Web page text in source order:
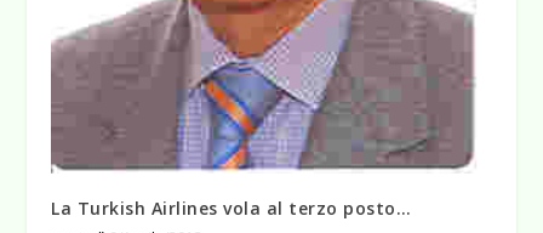
La Turkish Airlines vola al terzo posto…